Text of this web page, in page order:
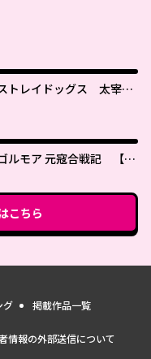
トレイドッグス 太宰を
ルモア 元寇合戦記 【博
こちら
グ 掲載作品一覧
情報の外部送信について